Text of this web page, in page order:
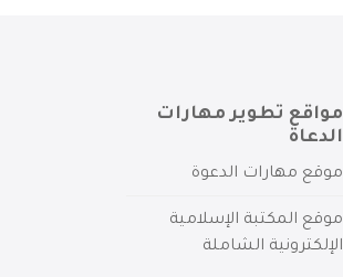
مواقع تطوير مهارات
الدعاة
موقع مهارات الدعوة
موقع المكتبة الإسلامية
الإلكترونية الشاملة